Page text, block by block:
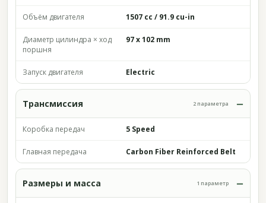
Объём двигателя 1507 cc / 91.9 cu-in
Диаметр цилиндра × ход
поршня
97 x 102 mm
Запуск двигателя Electric
Трансмиссия 2 параметра
Коробка передач 5 Speed
Главная передача Carbon Fiber Reinforced Belt
Размеры и масса 1 параметр